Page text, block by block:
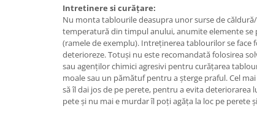
Tricouri biciclisti BMX
Tricouri biciclisti downhill
Tricouri skateboard
Tricouri sport/fitness
Tricouri fitness/sala de forta
Intretinere si curățare:
Nu monta tablourile deasupra unor surse de
temperatură din timpul anului, anumite elemente
(ramele de exemplu). Intreținerea tablourilor se face
deterioreze. Totuși nu este recomandată folosirea
sau agenților chimici agresivi pentru curățarea
moale sau un pămătuf pentru a șterge praful. Cel
să îl dai jos de pe perete, pentru a evita deteriorarea
pete și nu mai e murdar îl poți agăța la loc pe perete